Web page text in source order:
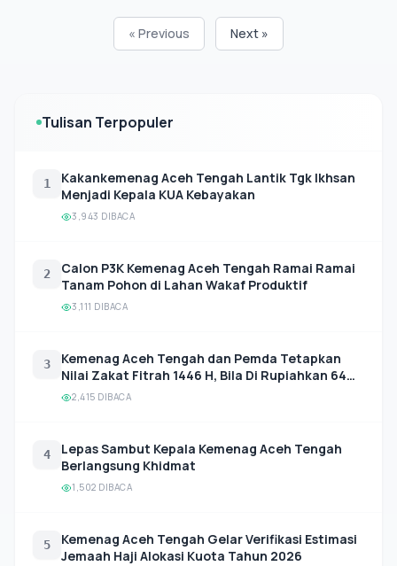
« Previous Next »
Tulisan Terpopuler
1
Kakankemenag Aceh Tengah Lantik Tgk Ikhsan
Menjadi Kepala KUA Kebayakan
3,943 DIBACA
2
Calon P3K Kemenag Aceh Tengah Ramai Ramai
Tanam Pohon di Lahan Wakaf Produktif
3,111 DIBACA
3
Kemenag Aceh Tengah dan Pemda Tetapkan
Nilai Zakat Fitrah 1446 H, Bila Di Rupiahkan 64
Ribu
2,415 DIBACA
4
Lepas Sambut Kepala Kemenag Aceh Tengah
Berlangsung Khidmat
1,502 DIBACA
5
Kemenag Aceh Tengah Gelar Verifikasi Estimasi
Jemaah Haji Alokasi Kuota Tahun 2026